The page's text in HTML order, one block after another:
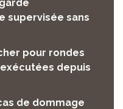
supervisée sans
pour rondes
depuis
de dommage